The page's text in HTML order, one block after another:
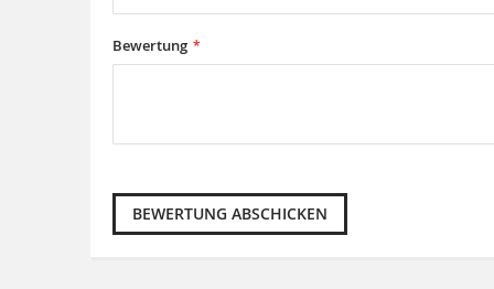
Bewertung
BEWERTUNG ABSCHICKEN